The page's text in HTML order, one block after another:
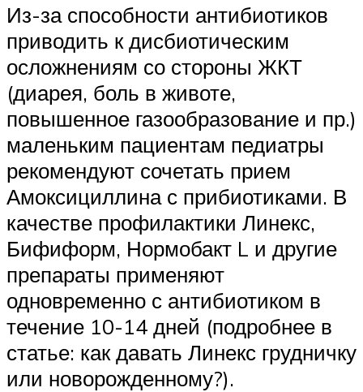
Из-за способности антибиотиков
приводить к дисбиотическим
осложнениям со стороны ЖКТ
(диарея, боль в животе,
повышенное газообразование и пр.)
маленьким пациентам педиатры
рекомендуют сочетать прием
Амоксициллина с прибиотиками. В
качестве профилактики Линекс,
Бифиформ, Нормобакт L и другие
препараты применяют
одновременно с антибиотиком в
течение 10-14 дней (подробнее в
статье: как давать Линекс грудничку
или новорожденному?).